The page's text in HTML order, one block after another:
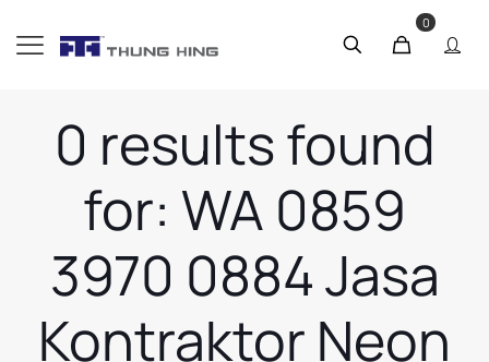
0
0 results found
for: WA 0859
3970 0884 Jasa
Kontraktor Neon